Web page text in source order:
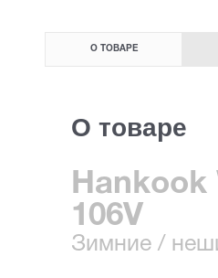
О ТОВАРЕ
О товаре
Hankook
106V
Зимние /